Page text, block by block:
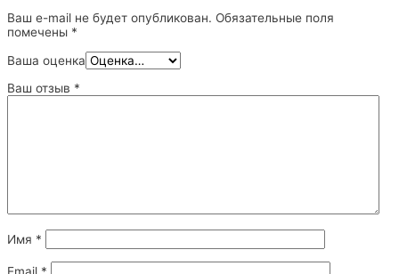
Ваш e-mail не будет опубликован. Обязательные поля
помечены *
Ваша оценка
Ваш отзыв *
Имя *